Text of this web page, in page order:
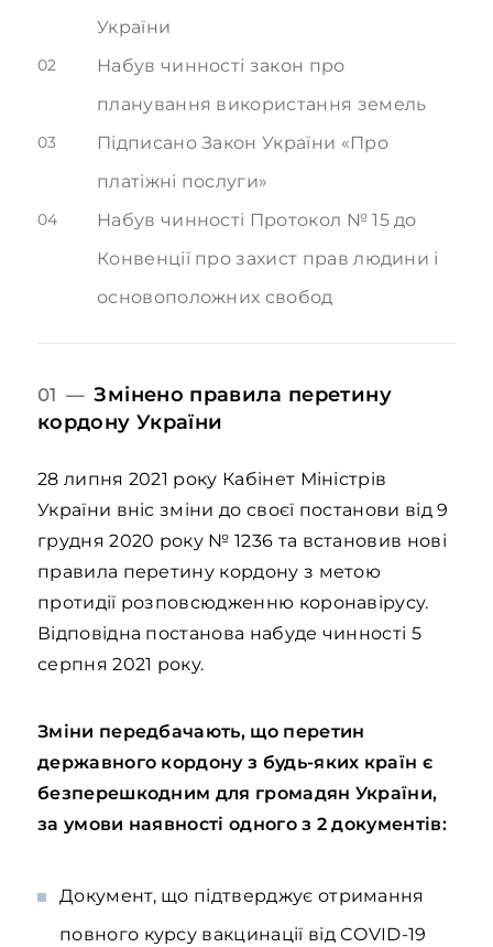
України
02
Набув чинності закон про
планування використання земель
03
Підписано Закон України «Про
платіжні послуги»
04
Набув чинності Протокол № 15 до
Конвенції про захист прав людини і
основоположних свобод
01 —Змінено правила перетину
кордону України
28 липня 2021 року Кабінет Міністрів
України вніс зміни до своєї постанови від 9
грудня 2020 року № 1236 та встановив нові
правила перетину кордону з метою
протидії розповсюдженню коронавірусу.
Відповідна постанова набуде чинності 5
серпня 2021 року.
Зміни передбачають, що перетин
державного кордону з будь-яких країн є
безперешкодним для громадян України,
за умови наявності одного з 2 документів:
Документ, що підтверджує отримання
повного курсу вакцинації від COVID-19